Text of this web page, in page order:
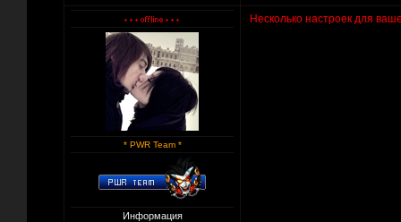
* PWR Team *
Информация
Несколько настроек для